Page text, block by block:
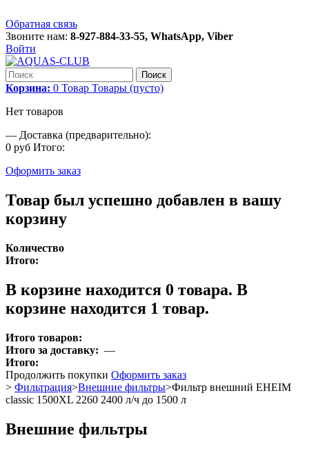
Обратная связь
Звоните нам: 8-927-884-33-55, WhatsApp, Viber
Войти
Поиск
Корзина: 0 Товар Товары (пусто)
Нет товаров
— Доставка (предварительно):
0 руб Итого:
Оформить заказ
Товар был успешно добавлен в вашу
корзину
Количество
Итого:
В корзине находится 0 товара. В
корзине находится 1 товар.
Итого товаров:
Итого за доставку: —
Итого:
Продолжить покупки Оформить заказ
> Фильтрация>Внешние фильтры>Фильтр внешний EHEIM
classic 1500XL 2260 2400 л/ч до 1500 л
Внешние фильтры